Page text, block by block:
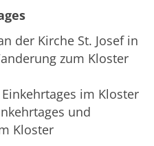
der Kirche St. Josef in
zum Kloster
im Kloster
und
Kloster